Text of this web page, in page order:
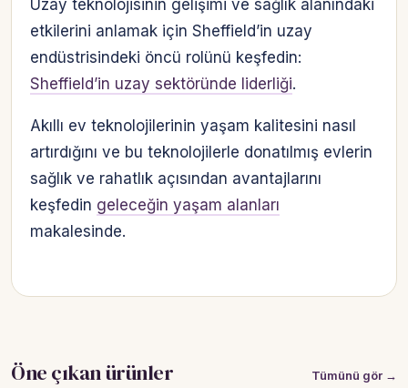
Uzay teknolojisinin gelişimi ve sağlık alanındaki
etkilerini anlamak için Sheffield’in uzay
endüstrisindeki öncü rolünü keşfedin:
Sheffield’in uzay sektöründe liderliği.
Akıllı ev teknolojilerinin yaşam kalitesini nasıl
artırdığını ve bu teknolojilerle donatılmış evlerin
sağlık ve rahatlık açısından avantajlarını
keşfedin geleceğin yaşam alanları
makalesinde.
Öne çıkan ürünler Tümünü gör →